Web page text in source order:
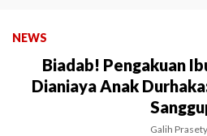
NEWS
Biadab! Pengakuan
Dianiaya Anak
Galih